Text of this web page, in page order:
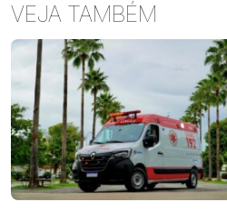
VEJA TAMBÉM